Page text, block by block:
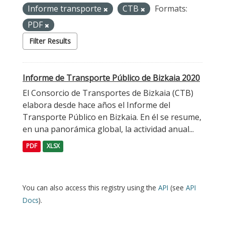
Informe transporte
CTB
Formats:
PDF
Filter Results
Informe de Transporte Público de Bizkaia 2020
El Consorcio de Transportes de Bizkaia (CTB)
elabora desde hace años el Informe del
Transporte Público en Bizkaia. En él se resume,
en una panorámica global, la actividad anual...
PDF XLSX
You can also access this registry using the API (see API
Docs).